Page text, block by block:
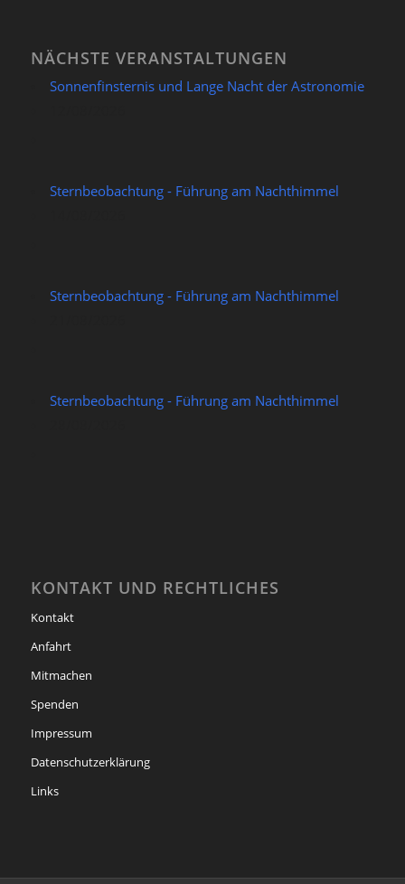
NÄCHSTE VERANSTALTUNGEN
Sonnenfinsternis und Lange Nacht der Astronomie
Sternbeobachtung - Führung am Nachthimmel
Sternbeobachtung - Führung am Nachthimmel
Sternbeobachtung - Führung am Nachthimmel
KONTAKT UND RECHTLICHES
Kontakt
Anfahrt
Mitmachen
Spenden
Impressum
Datenschutzerklärung
Links